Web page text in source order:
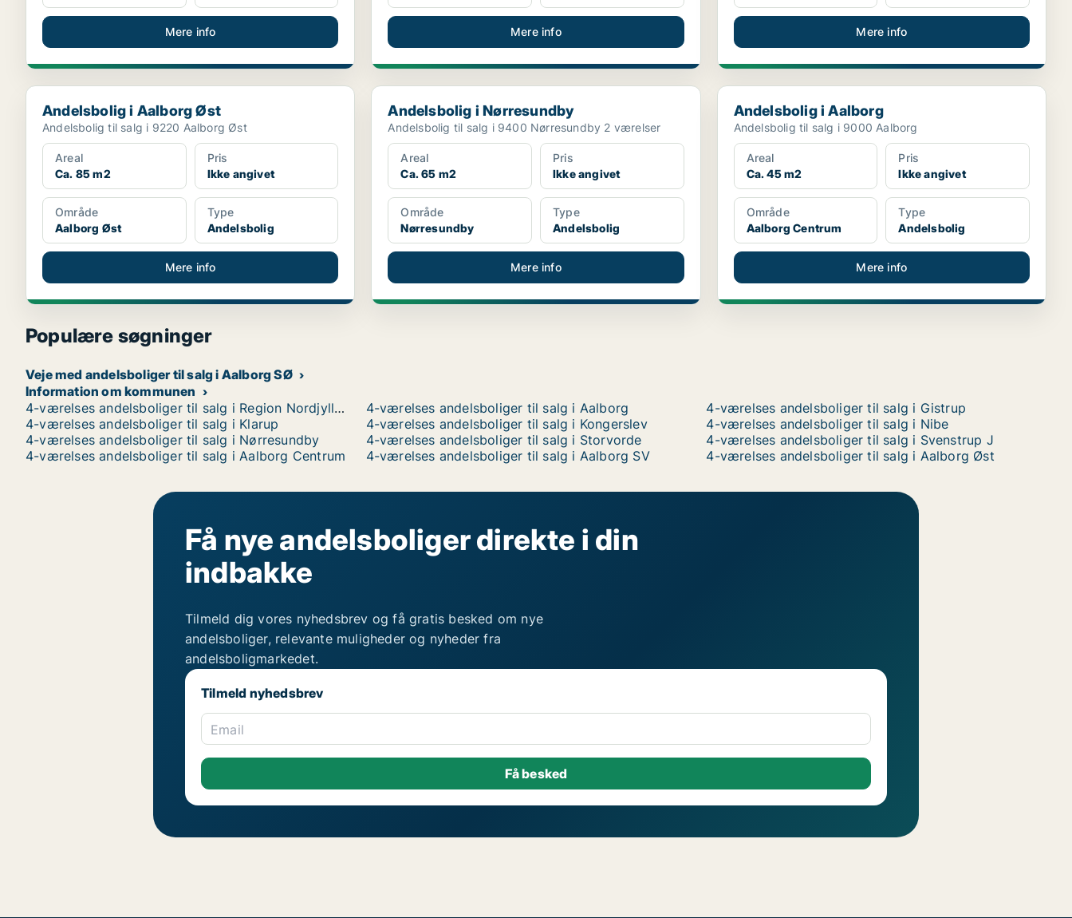
Mere info Mere info Mere info
Andelsbolig i Aalborg Øst
Andelsbolig i Aalborg Øst
Andelsbolig til salg i 9220 Aalborg Øst
Areal
Ca. 85 m2
Pris
Ikke angivet
Område
Aalborg Øst
Type
Andelsbolig
Mere info
Andelsbolig i Nørresundby
Andelsbolig i Nørresundby
Andelsbolig til salg i 9400 Nørresundby 2 værelser
Areal
Ca. 65 m2
Pris
Ikke angivet
Område
Nørresundby
Type
Andelsbolig
Mere info
Andelsbolig i Aalborg
Andelsbolig i Aalborg
Andelsbolig til salg i 9000 Aalborg
Areal
Ca. 45 m2
Pris
Ikke angivet
Område
Aalborg Centrum
Type
Andelsbolig
Mere info
Populære søgninger
Veje med andelsboliger til salg i Aalborg SØ
Information om kommunen
4-værelses andelsboliger til salg i Region Nordjylland
4-værelses andelsboliger til salg i Aalborg
4-værelses andelsboliger til salg i Gistrup
4-værelses andelsboliger til salg i Klarup
4-værelses andelsboliger til salg i Kongerslev
4-værelses andelsboliger til salg i Nibe
4-værelses andelsboliger til salg i Nørresundby
4-værelses andelsboliger til salg i Storvorde
4-værelses andelsboliger til salg i Svenstrup J
4-værelses andelsboliger til salg i Aalborg Centrum
4-værelses andelsboliger til salg i Aalborg SV 4-værelses andelsboliger til salg i Aalborg Øst
Få nye andelsboliger direkte i din
indbakke
Tilmeld dig vores nyhedsbrev og få gratis besked om nye
andelsboliger, relevante muligheder og nyheder fra
andelsboligmarkedet.
Tilmeld nyhedsbrev
Email